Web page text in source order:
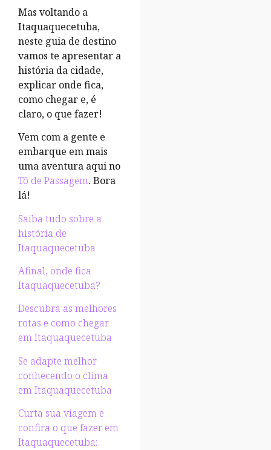
Mas voltando a
Itaquaquecetuba,
neste guia de destino
vamos te apresentar a
história da cidade,
explicar onde fica,
como chegar e, é
claro, o que fazer!
Vem com a gente e
embarque em mais
uma aventura aqui no
Tô de Passagem. Bora
lá!
Saiba tudo sobre a
história de
Itaquaquecetuba
Afinal, onde fica
Itaquaquecetuba?
Descubra as melhores
rotas e como chegar
em Itaquaquecetuba
Se adapte melhor
conhecendo o clima
em Itaquaquecetuba
Curta sua viagem e
confira o que fazer em
Itaquaquecetuba: